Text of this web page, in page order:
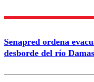
Correo
Senapred ordena
desborde del río